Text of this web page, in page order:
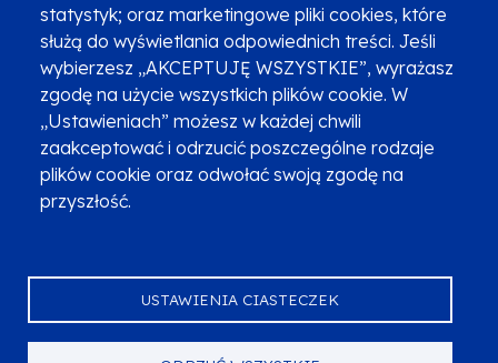
statystyk; oraz marketingowe pliki cookies, które
służą do wyświetlania odpowiednich treści. Jeśli
wybierzesz „AKCEPTUJĘ WSZYSTKIE”, wyrażasz
zgodę na użycie wszystkich plików cookie. W
„Ustawieniach” możesz w każdej chwili
zaakceptować i odrzucić poszczególne rodzaje
plików cookie oraz odwołać swoją zgodę na
przyszłość.
USTAWIENIA CIASTECZEK
Zobacz inne programy
Poznaj Fundusze 2014-2020
Deklaracja dostępności
Polityka prywatności
Przetwarzanie danych osobowych
Zgłoś błąd Mapa strony